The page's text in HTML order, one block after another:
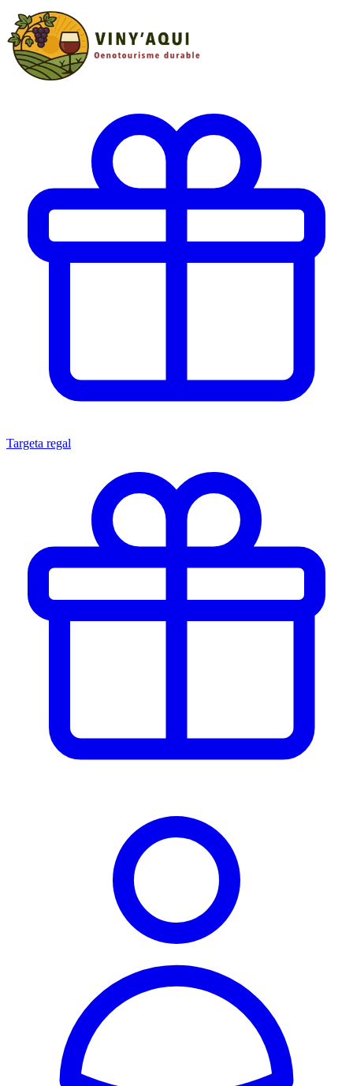
Targeta regal